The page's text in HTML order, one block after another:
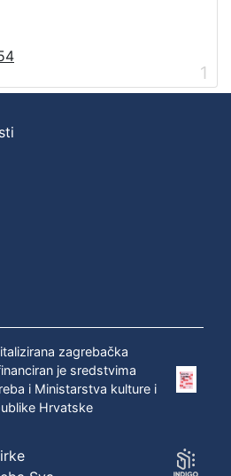
1
zagrebačka
je sredstvima
i Ministarstva kulture i
Hrvatske